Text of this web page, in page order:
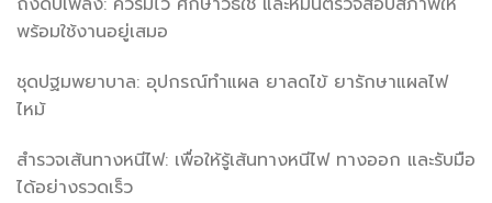
พร้อมใช้งานอยู่เสมอ
ชุดปฐมพยาบาล: อุปกรณ์ทำแผล ยาลดไข้ ยารักษาแผลไฟ
ไหม้
สำรวจเส้นทางหนีไฟ: เพื่อให้รู้เส้นทางหนีไฟ ทางออก และรับมือ
ได้อย่างรวดเร็ว